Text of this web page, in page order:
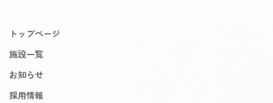
トップページ
施設一覧
お知らせ
採用情報